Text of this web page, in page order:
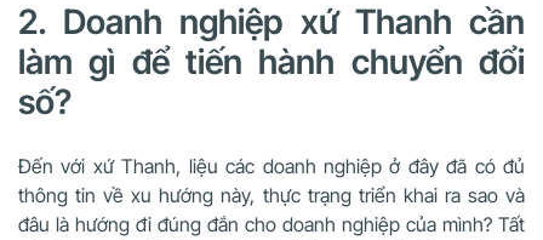
2. Doanh nghiệp xứ Thanh cần
làm gì để tiến hành chuyển đổi
số?
Đến với xứ Thanh, liệu các doanh nghiệp ở đây đã có đủ
thông tin về xu hướng này, thực trạng triển khai ra sao và
đâu là hướng đi đúng đắn cho doanh nghiệp của mình? Tất